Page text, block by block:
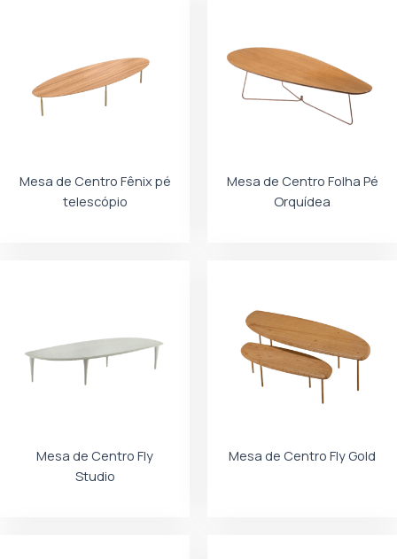
Mesa de Centro Fênix pé
telescópio
Mesa de Centro Folha Pé
Orquídea
Mesa de Centro Fly
Studio
Mesa de Centro Fly Gold